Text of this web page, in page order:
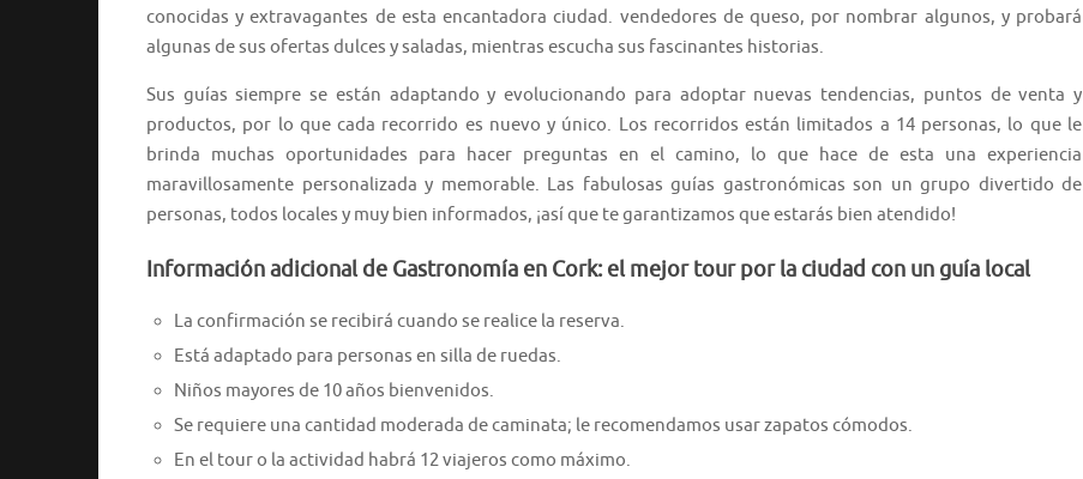
conocidas y extravagantes de esta encantadora ciudad. vendedores de queso, por nombrar algunos, y probará
algunas de sus ofertas dulces y saladas, mientras escucha sus fascinantes historias.
Sus guías siempre se están adaptando y evolucionando para adoptar nuevas tendencias, puntos de venta y
productos, por lo que cada recorrido es nuevo y único. Los recorridos están limitados a 14 personas, lo que le
brinda muchas oportunidades para hacer preguntas en el camino, lo que hace de esta una experiencia
maravillosamente personalizada y memorable. Las fabulosas guías gastronómicas son un grupo divertido de
personas, todos locales y muy bien informados, ¡así que te garantizamos que estarás bien atendido!
Información adicional de Gastronomía en Cork: el mejor tour por la ciudad con un guía local
La confirmación se recibirá cuando se realice la reserva.
Está adaptado para personas en silla de ruedas.
Niños mayores de 10 años bienvenidos.
Se requiere una cantidad moderada de caminata; le recomendamos usar zapatos cómodos.
En el tour o la actividad habrá 12 viajeros como máximo.